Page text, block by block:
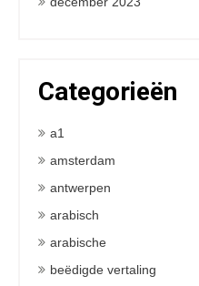
Categorieën
a1
amsterdam
antwerpen
arabisch
arabische
beëdigde vertaling